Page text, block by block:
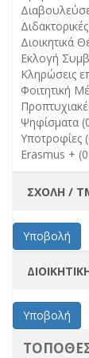
Διοικητικά
Εκλογή
Κληρώσεις
Φοιτητική
Ψηφίσματα
Υποτροφίες
Erasmus +
Υποβολή
Υποβολή